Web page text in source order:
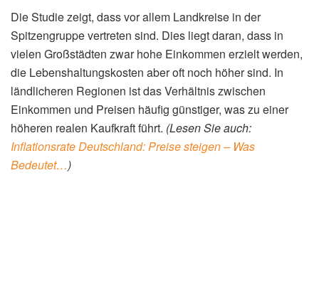
Die Studie zeigt, dass vor allem Landkreise in der
Spitzengruppe vertreten sind. Dies liegt daran, dass in
vielen Großstädten zwar hohe Einkommen erzielt werden,
die Lebenshaltungskosten aber oft noch höher sind. In
ländlicheren Regionen ist das Verhältnis zwischen
Einkommen und Preisen häufig günstiger, was zu einer
höheren realen Kaufkraft führt. (Lesen Sie auch:
Inflationsrate Deutschland: Preise steigen – Was
Bedeutet…)